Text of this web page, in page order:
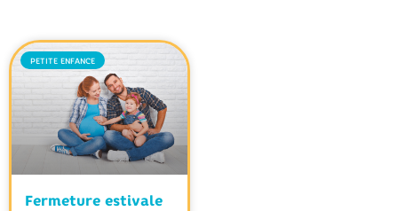
PETITE ENFANCE
Fermeture estivale